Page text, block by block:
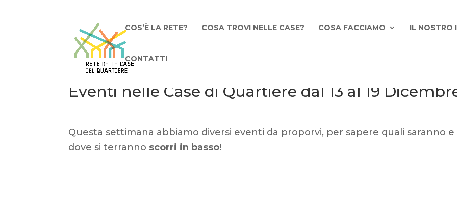
COS’È LA RETE? COSA TROVI NELLE CASE? COSA FACCIAMO IL NOSTRO
CONTATTI
Eventi nelle Case di Quartiere dal 13 al 19
Questa settimana abbiamo diversi eventi da proporvi, per sapere quali saranno e
dove si terranno scorri in basso!